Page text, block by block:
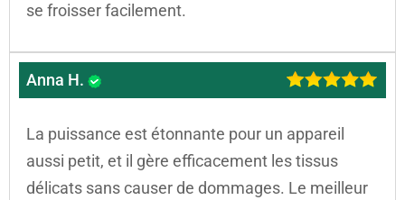
se froisser facilement.
Anna H.
La puissance est étonnante pour un appareil
aussi petit, et il gère efficacement les tissus
délicats sans causer de dommages. Le meilleur